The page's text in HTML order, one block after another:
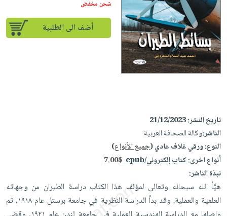
إختياراتنا
كتب
أكاديمية
صندوق
القراءة
iKitab
بلا
حدود
أسئلة
يتكرر
iKitab
على
Android
تحميل
iKitab
على
Apple
أسئلة
يتكرر
طرحها
تحميل
masmu3
على
masmu3
على
Apple
المواضيع
الأكثر
مبيعاً
إختياراتنا
وسائل
القراءة
جوائز
تعليمية
الصحة
والعناية
الشخصية
أجهزة
العناية
الشخصية
العناية
وتصفيف
الشعر
العناية
المطبخ
والسفرة
جديد
الكل
أواني
الطهي
أدوات
متجر
الهدايا
شحن مخفض
أضف الى الطلبية
تاريخ النشر:21/12/2023
الناشر:وكالة الصحافة العربية
النوع:ورقي غلاف عادي (جميع الأنواع)
أنواع اخرى:كتاب إلكتروني/epub
7.00$
نبذة الناشر:
هيَّأ الله سبحانه وتعالى لمؤلف هذا الكتاب دراسة الطيران من وجهاته
العلمية والعملية. وقد بدأ الدراسة النظرية في جامعة برستل عام ١٩١٨، ثم